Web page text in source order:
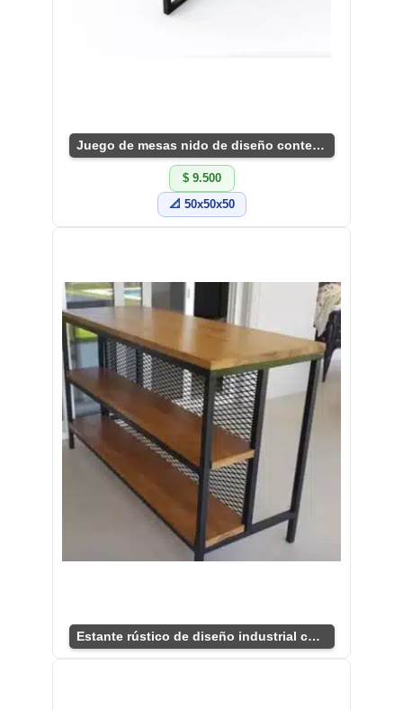
Juego de mesas nido de diseño contemporáneo
$ 9.500
📐 50x50x50
Estante rústico de diseño industrial contemporáneo.